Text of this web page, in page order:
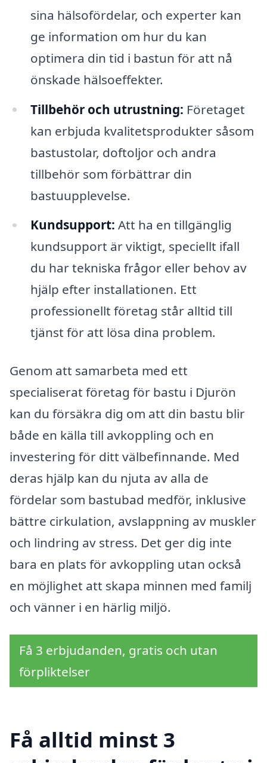
sina hälsofördelar, och experter kan
ge information om hur du kan
optimera din tid i bastun för att nå
önskade hälsoeffekter.
Tillbehör och utrustning: Företaget
kan erbjuda kvalitetsprodukter såsom
bastustolar, doftoljor och andra
tillbehör som förbättrar din
bastuupplevelse.
Kundsupport: Att ha en tillgänglig
kundsupport är viktigt, speciellt ifall
du har tekniska frågor eller behov av
hjälp efter installationen. Ett
professionellt företag står alltid till
tjänst för att lösa dina problem.
Genom att samarbeta med ett
specialiserat företag för bastu i Djurön
kan du försäkra dig om att din bastu blir
både en källa till avkoppling och en
investering för ditt välbefinnande. Med
deras hjälp kan du njuta av alla de
fördelar som bastubad medför, inklusive
bättre cirkulation, avslappning av muskler
och lindring av stress. Det ger dig inte
bara en plats för avkoppling utan också
en möjlighet att skapa minnen med familj
och vänner i en härlig miljö.
Få 3 erbjudanden, gratis och utan
förpliktelser
Få alltid minst 3